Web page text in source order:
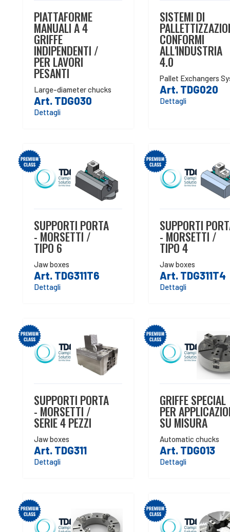
PIATTAFORME
MANUALI A 4
GRIFFE
INDIPENDENTI /
PER LAVORI
PESANTI
Large-diameter chucks
Art. TDG030
Dettagli
SISTEMI DI
CONFORMI
ALL'INDUSTRIA
4.0
Pallet Exchangers
Art. TDG020
Dettagli
SUPPORTI PORTA
- MORSETTI /
TIPO 6
Jaw boxes
Art. TDG311T6
Dettagli
SUPPORTI
- MORSETTI /
TIPO 4
Jaw boxes
Art. TDG311T4
Dettagli
SUPPORTI PORTA
- MORSETTI /
SERIE 4 PEZZI
Jaw boxes
Art. TDG311
Dettagli
GRIFFE SPECIAL
PER
SU MISURA
Automatic chucks
Art. TDG013
Dettagli